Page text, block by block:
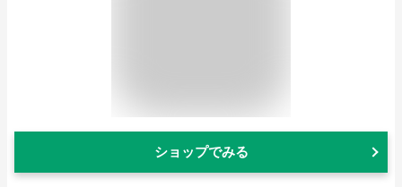
ショップでみる